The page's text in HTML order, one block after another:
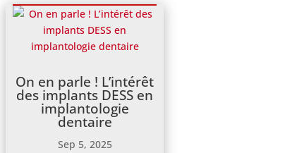
On en parle ! L’intérêt
des implants DESS en
implantologie
dentaire
Sep 5, 2025